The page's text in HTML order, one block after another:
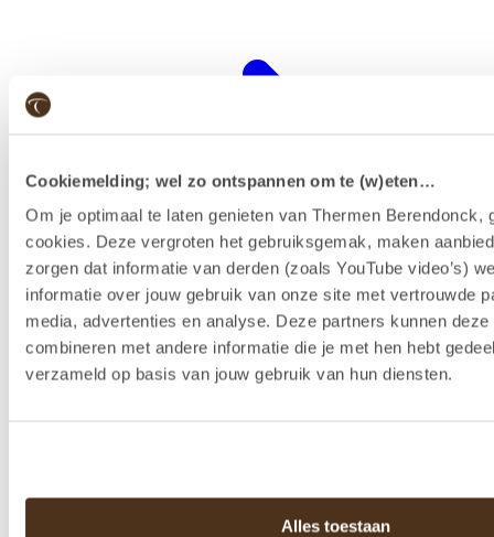
Cookiemelding; wel zo ontspannen om te (w)eten…
Om je optimaal te laten genieten van Thermen Berendonck,
cookies. Deze vergroten het gebruiksgemak, maken
zorgen dat informatie van derden (zoals YouTube video’s)
informatie over jouw gebruik van onze site met vertrouwde
media, advertenties en analyse. Deze partners kunnen deze
combineren met andere informatie die je met hen hebt
verzameld op basis van jouw gebruik van hun diensten.
Alles toestaan
Wellness-Resort